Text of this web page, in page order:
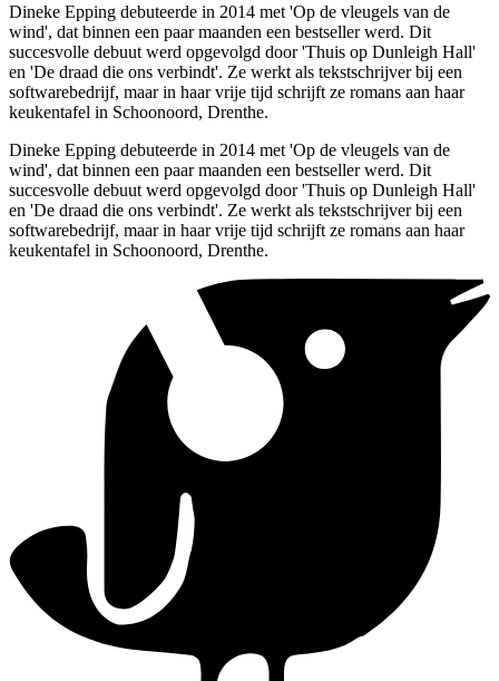
Dineke Epping debuteerde in 2014 met 'Op de vleugels van de
wind', dat binnen een paar maanden een bestseller werd. Dit
succesvolle debuut werd opgevolgd door 'Thuis op Dunleigh Hall'
en 'De draad die ons verbindt'. Ze werkt als tekstschrijver bij een
softwarebedrijf, maar in haar vrije tijd schrijft ze romans aan haar
keukentafel in Schoonoord, Drenthe.
Dineke Epping debuteerde in 2014 met 'Op de vleugels van de
wind', dat binnen een paar maanden een bestseller werd. Dit
succesvolle debuut werd opgevolgd door 'Thuis op Dunleigh Hall'
en 'De draad die ons verbindt'. Ze werkt als tekstschrijver bij een
softwarebedrijf, maar in haar vrije tijd schrijft ze romans aan haar
keukentafel in Schoonoord, Drenthe.